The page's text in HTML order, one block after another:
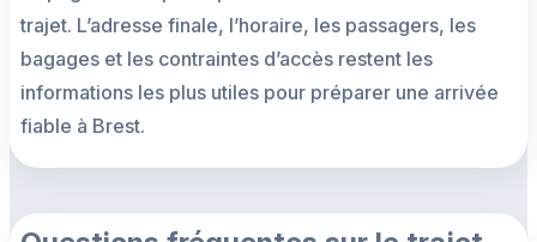
trajet. L’adresse finale, l’horaire, les passagers, les
bagages et les contraintes d’accès restent les
informations les plus utiles pour préparer une arrivée
fiable à Brest.